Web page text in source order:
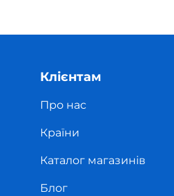
Клієнтам
Про нас
Країни
Каталог магазинів
Блог